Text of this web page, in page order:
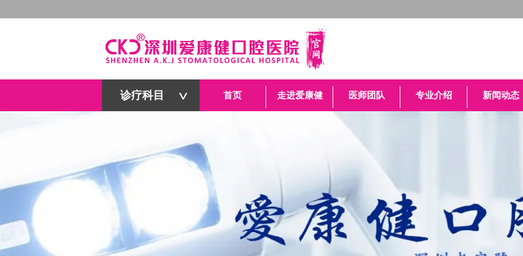
诊疗科目 首页 走进爱康健 医师团队 专业介绍 新闻动态